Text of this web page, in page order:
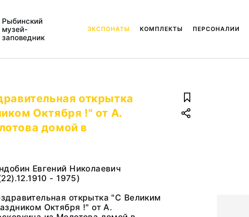
Рыбинский
музей-
заповедник
ЭКСПОНАТЫ КОМПЛЕКТЫ ПЕРСОНАЛИИ
открытка
Октября !" от А.
домой в
Евгений Николаевич
- 1975)
открытка "С Великим
Октября !" от А.